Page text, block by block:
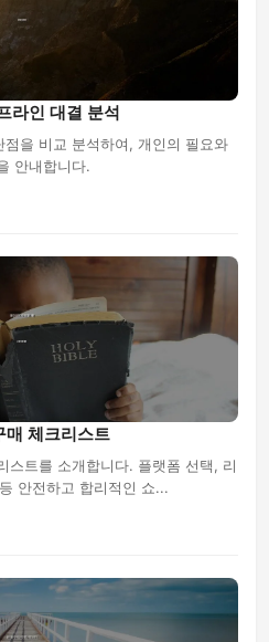
라인 대결 분석
을 비교 분석하여, 개인의 필요와
안내합니다.
매 체크리스트
스트를 소개합니다. 플랫폼 선택, 리
안전하고 합리적인 쇼...